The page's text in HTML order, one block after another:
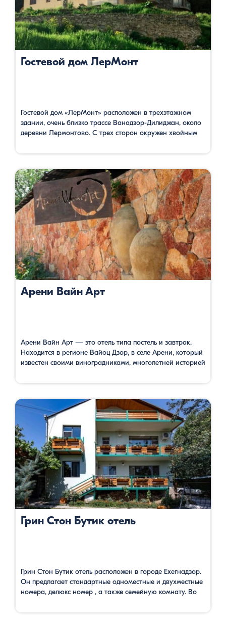
Гостевой дом ЛерМонт
Гостевой дом «ЛерМонт» расположен в трехэтажном
здании, очень близко трассе Ванадзор-Дилиджан, около
деревни Лермонтово. С трех сторон окружен хвойным
просторных номеров, со своими ванными комнатами,
бар, ресторан, террасу. Oдин номер семейный, где есть …
Арени Вайн Арт
Арени Вайн Арт — это отель типа постель и завтрак.
Находится в регионе Вайоц Дзор, в селе Арени, который
известен своими виноградниками, многолетней историей
терраса, общая кухня. В саду есть отдельное место для
пикника. Гостиница предлагает …
Грин Стон Бутик отель
Грин Стон Бутик отель расположен в городе Ехегнадзор.
Он предлагает стандартные одноместные и двухместные
номера, делюкс номер , а также семейную комнату. Во